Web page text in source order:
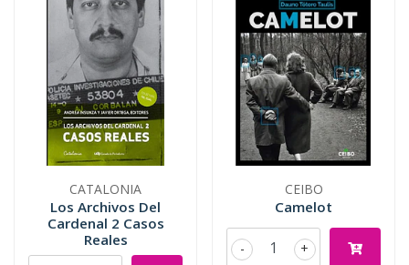
CATALONIA
Los Archivos Del
Cardenal 2 Casos
Reales
CEIBO
Camelot
+
-